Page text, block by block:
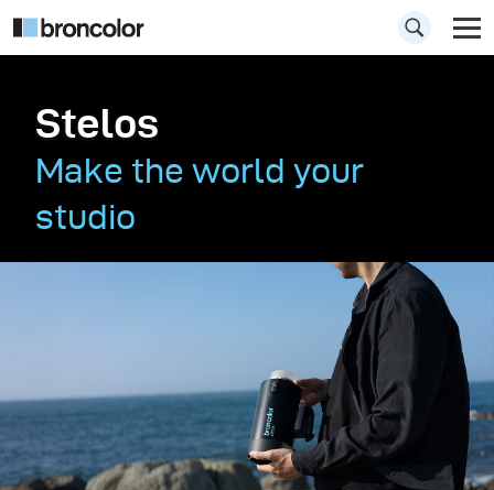
Stelos
Make the world your
studio